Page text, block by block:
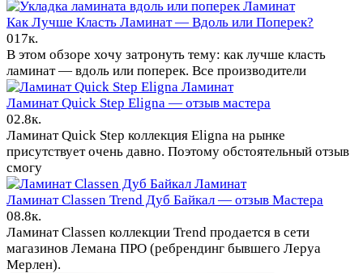
Ламинат
Как Лучше Класть Ламинат — Вдоль или Поперек?
017к.
В этом обзоре хочу затронуть тему: как лучше класть
ламинат — вдоль или поперек. Все производители
Ламинат
Ламинат Quick Step Eligna — отзыв мастера
02.8к.
Ламинат Quick Step коллекция Eligna на рынке
присутствует очень давно. Поэтому обстоятельный отзыв
смогу
Ламинат
Ламинат Classen Trend Дуб Байкал — отзыв Мастера
08.8к.
Ламинат Classen коллекции Trend продается в сети
магазинов Лемана ПРО (ребрендинг бывшего Леруа
Мерлен).